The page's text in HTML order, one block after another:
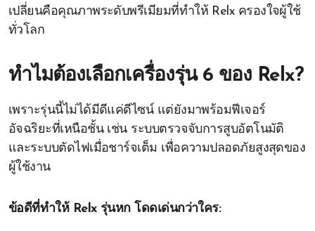
เปลี่ยนคือคุณภาพระดับพรีเมียมที่ทำให้ Relx ครองใจผู้ใช้
ทั่วโลก
ทำไมต้องเลือกเครื่องรุ่น 6 ของ Relx?
เพราะรุ่นนี้ไม่ได้มีดีแค่ดีไซน์ แต่ยังมาพร้อมฟีเจอร์
อัจฉริยะที่เหนือชั้น เช่น ระบบตรวจจับการสูบอัตโนมัติ
และระบบตัดไฟเมื่อชาร์จเต็ม เพื่อความปลอดภัยสูงสุดของ
ผู้ใช้งาน
ข้อดีที่ทำให้ Relx รุ่นหก โดดเด่นกว่าใคร: